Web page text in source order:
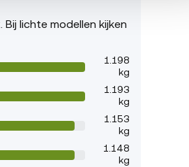
lichte modellen kijken
1.198
kg
1.193
kg
1.153
kg
1.148
kg